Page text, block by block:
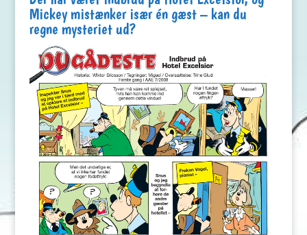
Mickey mistænker især én gæst – kan du
regne mysteriet ud?